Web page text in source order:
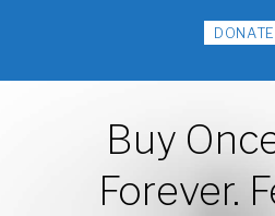
DONATE
Modern
Buy
Forever.